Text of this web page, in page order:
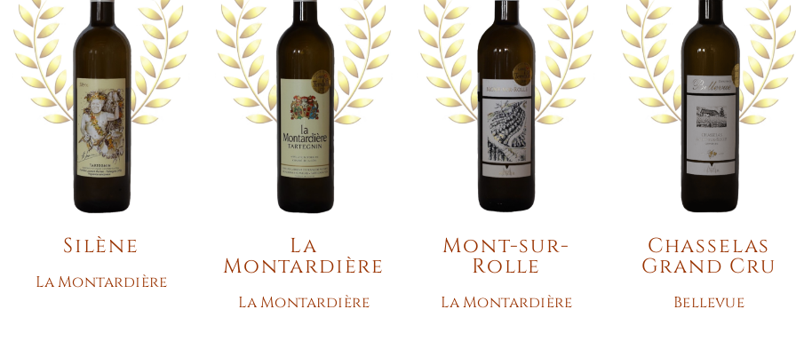
Silène
La Montardière
La
Montardière
La Montardière
Mont-sur-
Rolle
La Montardière
Chasselas
Grand Cru
Bellevue